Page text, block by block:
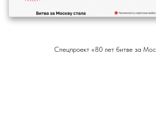
Спецпроект «80 лет битве за